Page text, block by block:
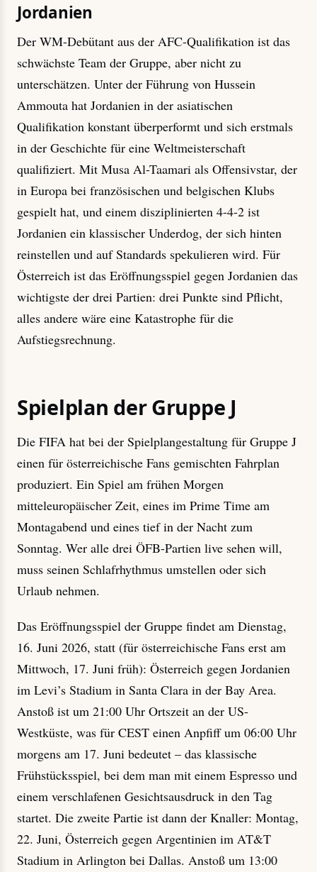
Jordanien
Der WM-Debütant aus der AFC-Qualifikation ist das
schwächste Team der Gruppe, aber nicht zu
unterschätzen. Unter der Führung von Hussein
Ammouta hat Jordanien in der asiatischen
Qualifikation konstant überperformt und sich erstmals
in der Geschichte für eine Weltmeisterschaft
qualifiziert. Mit Musa Al-Taamari als Offensivstar, der
in Europa bei französischen und belgischen Klubs
gespielt hat, und einem disziplinierten 4-4-2 ist
Jordanien ein klassischer Underdog, der sich hinten
reinstellen und auf Standards spekulieren wird. Für
Österreich ist das Eröffnungsspiel gegen Jordanien das
wichtigste der drei Partien: drei Punkte sind Pflicht,
alles andere wäre eine Katastrophe für die
Aufstiegsrechnung.
Spielplan der Gruppe J
Die FIFA hat bei der Spielplangestaltung für Gruppe J
einen für österreichische Fans gemischten Fahrplan
produziert. Ein Spiel am frühen Morgen
mitteleuropäischer Zeit, eines im Prime Time am
Montagabend und eines tief in der Nacht zum
Sonntag. Wer alle drei ÖFB-Partien live sehen will,
muss seinen Schlafrhythmus umstellen oder sich
Urlaub nehmen.
Das Eröffnungsspiel der Gruppe findet am Dienstag,
16. Juni 2026, statt (für österreichische Fans erst am
Mittwoch, 17. Juni früh): Österreich gegen Jordanien
im Levi’s Stadium in Santa Clara in der Bay Area.
Anstoß ist um 21:00 Uhr Ortszeit an der US-
Westküste, was für CEST einen Anpfiff um 06:00 Uhr
morgens am 17. Juni bedeutet – das klassische
Frühstücksspiel, bei dem man mit einem Espresso und
einem verschlafenen Gesichtsausdruck in den Tag
startet. Die zweite Partie ist dann der Knaller: Montag,
22. Juni, Österreich gegen Argentinien im AT&T
Stadium in Arlington bei Dallas. Anstoß um 13:00